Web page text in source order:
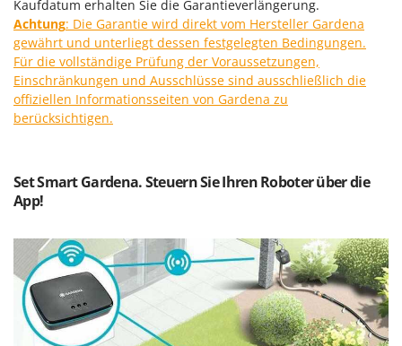
Pflüge für Traktor
Planierschilder für Traktoren
Plasmaschneider
Poolroboter
R
Rasensodenschneider
Rasentraktoren Aufsitzmäher
Rasentrimmer - Kantenschneider
Rasentrimmer - Motorsensen - Freischneider
G
G3 Ferrari
Gardena
Garofalo
GeoTech
Gierre
Girmi
Goodyear
GRAEF
Gre
Kaufdatum erhalten Sie die Garantieverlängerung.
Achtung: Die Garantie wird direkt vom Hersteller Gardena
gewährt und unterliegt dessen festgelegten Bedingungen.
Für die vollständige Prüfung der Voraussetzungen,
Einschränkungen und Ausschlüsse sind ausschließlich die
offiziellen Informationsseiten von Gardena zu
berücksichtigen.
Set Smart Gardena. Steuern Sie Ihren Roboter über die
App!